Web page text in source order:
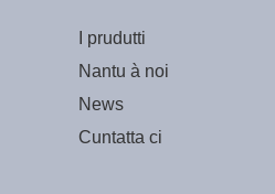
I prudutti
Nantu à noi
News
Cuntatta ci